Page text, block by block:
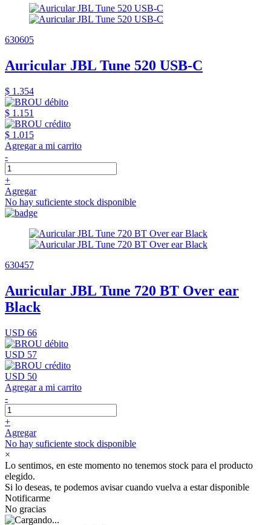
630605
Auricular JBL Tune 520 USB-C
$ 1.354
$ 1.151
$ 1.015
Agregar a mi carrito
-
+
Agregar
No hay suficiente stock disponible
630457
Auricular JBL Tune 720 BT Over ear
Black
USD 66
USD 57
USD 50
Agregar a mi carrito
-
+
Agregar
No hay suficiente stock disponible
×
Lo sentimos, en este momento no tenemos stock para el producto
elegido.
Si lo deseas, te podemos avisar cuando vuelva a estar disponible
Notificarme
No gracias